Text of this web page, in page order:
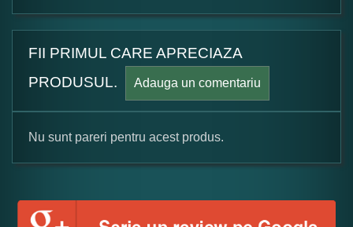
FII PRIMUL CARE APRECIAZA
PRODUSUL.
Adauga un comentariu
Formular pareri client
Numele dumneavoastra:
Nu sunt pareri pentru acest produs.